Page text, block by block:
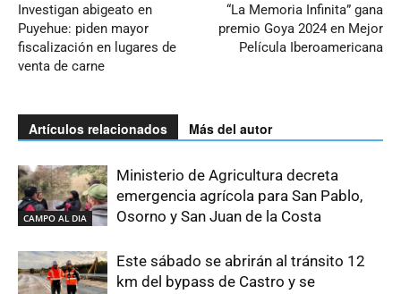
Investigan abigeato en
Puyehue: piden mayor
fiscalización en lugares de
venta de carne
“La Memoria Infinita” gana
premio Goya 2024 en Mejor
Película Iberoamericana
Artículos relacionados Más del autor
CAMPO AL DIA
Ministerio de Agricultura decreta
emergencia agrícola para San Pablo,
Osorno y San Juan de la Costa
Este sábado se abrirán al tránsito 12
km del bypass de Castro y se